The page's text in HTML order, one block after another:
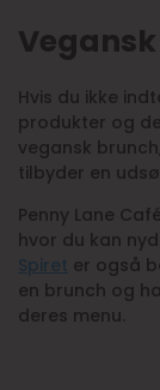
Hvis du ikke
produkter og
vegansk
tilbyder en
Penny Lane
hvor du kan
Spiret er også
en brunch og
deres menu.